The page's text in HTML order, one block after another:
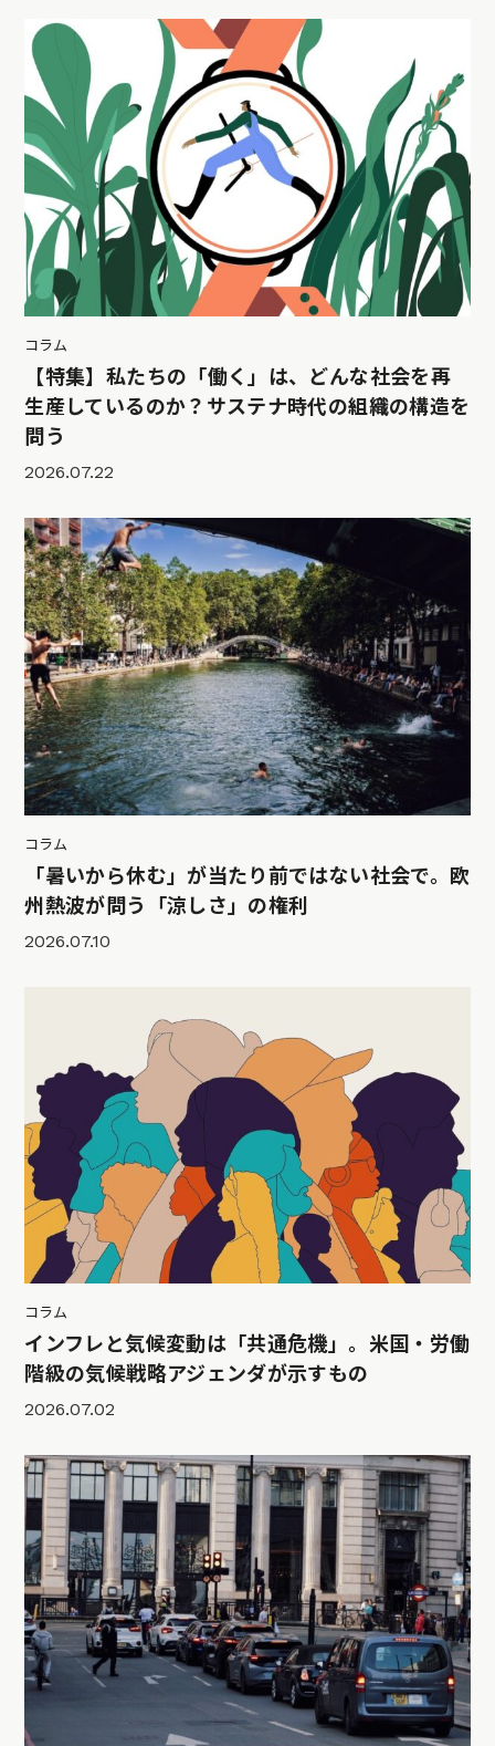
コラム
【特集】私たちの「働く」は、どんな社会を再
生産しているのか？サステナ時代の組織の構造を
問う
2026.07.22
コラム
「暑いから休む」が当たり前ではない社会で。欧
州熱波が問う「涼しさ」の権利
2026.07.10
コラム
インフレと気候変動は「共通危機」。米国・労働
階級の気候戦略アジェンダが示すもの
2026.07.02